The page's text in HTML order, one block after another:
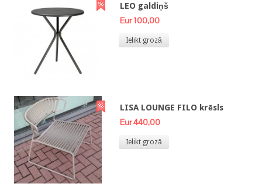
LEO galdiņš
Eur 100,00
Ielikt grozā
LISA LOUNGE FILO krēsls
Eur 440,00
Ielikt grozā